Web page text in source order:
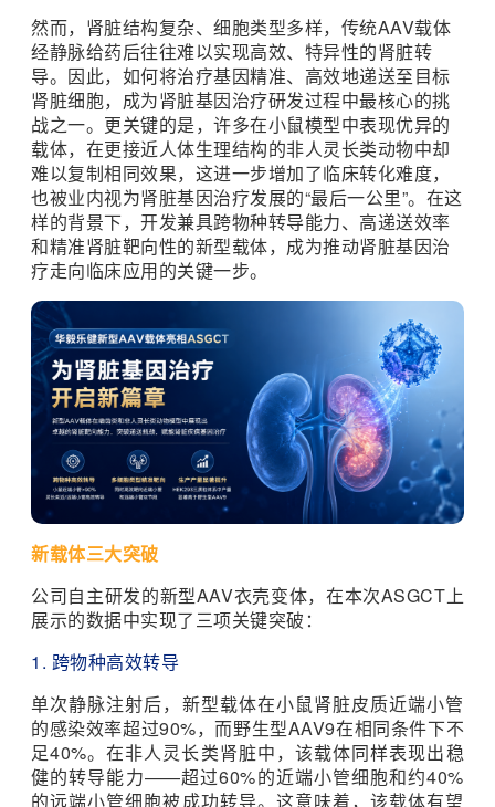
然而，肾脏结构复杂、细胞类型多样，传统AAV载体
经静脉给药后往往难以实现高效、特异性的肾脏转
导。因此，如何将治疗基因精准、高效地递送至目标
肾脏细胞，成为肾脏基因治疗研发过程中最核心的挑
战之一。更关键的是，许多在小鼠模型中表现优异的
载体，在更接近人体生理结构的非人灵长类动物中却
难以复制相同效果，这进一步增加了临床转化难度，
也被业内视为肾脏基因治疗发展的“最后一公里”。在这
样的背景下，开发兼具跨物种转导能力、高递送效率
和精准肾脏靶向性的新型载体，成为推动肾脏基因治
疗走向临床应用的关键一步。
新载体三大突破
公司自主研发的新型AAV衣壳变体，在本次ASGCT上
展示的数据中实现了三项关键突破：
1. 跨物种高效转导
单次静脉注射后，新型载体在小鼠肾脏皮质近端小管
的感染效率超过90%，而野生型AAV9在相同条件下不
足40%。在非人灵长类肾脏中，该载体同样表现出稳
健的转导能力——超过60%的近端小管细胞和约40%
的远端小管细胞被成功转导。这意味着，该载体有望